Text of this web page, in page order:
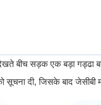
बीच सड़क एक बड़ा गड्ढा
सूचना दी, जिसके बाद